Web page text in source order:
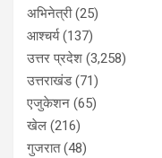
अभिनेत्री(25)
आश्चर्य(137)
उत्तर प्रदेश (3,258)
उत्तराखंड(71)
एजुकेशन (65)
खेल (216)
गुजरात(48)